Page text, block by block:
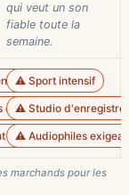
qui veut un son
fiable toute la
semaine.
intérieur
exigeants
une isolation sonore
⚠️ Sport intensif
⚠️ Studio
⚠️ Audiophiles
marchands pour les